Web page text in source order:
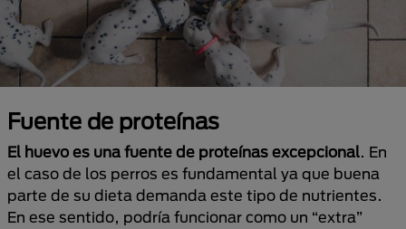
Fuente de proteínas
El huevo es una fuente de proteínas excepcional. En
el caso de los perros es fundamental ya que buena
parte de su dieta demanda este tipo de nutrientes.
En ese sentido, podría funcionar como un “extra”